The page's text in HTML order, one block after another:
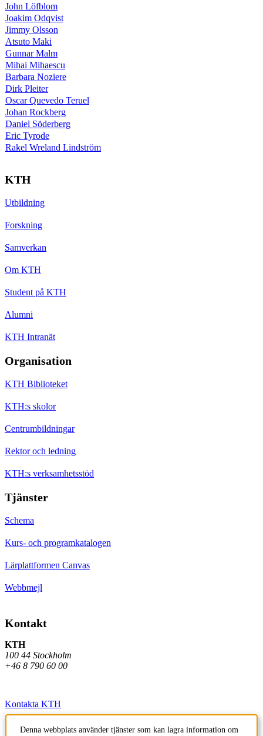
John Löfblom
Joakim Odqvist
Jimmy Olsson
Atsuto Maki
Gunnar Malm
Mihai Mihaescu
Barbara Noziere
Dirk Pleiter
Oscar Quevedo Teruel
Johan Rockberg
Daniel Söderberg
Eric Tyrode
Rakel Wreland Lindström
KTH
Utbildning
Forskning
Samverkan
Om KTH
Student på KTH
Alumni
KTH Intranät
Organisation
KTH Biblioteket
KTH:s skolor
Centrumbildningar
Rektor och ledning
KTH:s verksamhetsstöd
Tjänster
Schema
Kurs- och programkatalogen
Lärplattformen Canvas
Webbmejl
Kontakt
KTH
100 44 Stockholm
+46 8 790 60 00
Kontakta KTH
Jobba på KTH
Denna webbplats använder tjänster som kan lagra information om